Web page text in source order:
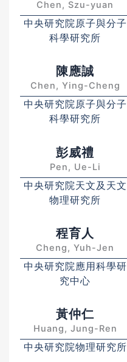
Chen, Szu-yuan
中央研究院原子與分子
科學研究所
陳應誠
Chen, Ying-Cheng
中央研究院原子與分子
科學研究所
彭威禮
Pen, Ue-Li
中央研究院天文及天文
物理研究所
程育人
Cheng, Yuh-Jen
中央研究院應用科學研
究中心
黃仲仁
Huang, Jung-Ren
中央研究院物理研究所